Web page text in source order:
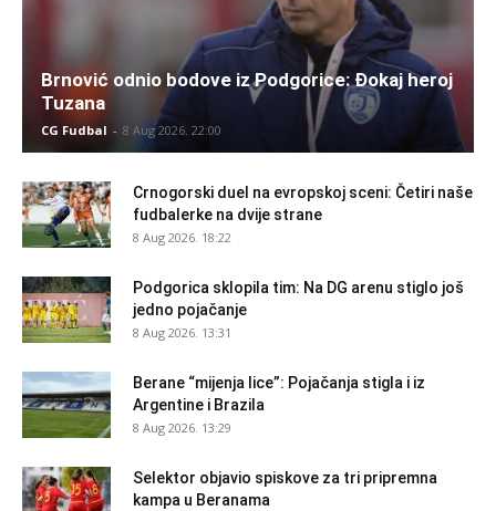
Brnović odnio bodove iz Podgorice: Đokaj heroj
Tuzana
CG Fudbal - 8 Aug 2026. 22:00
Crnogorski duel na evropskoj sceni: Četiri naše
fudbalerke na dvije strane
8 Aug 2026. 18:22
Podgorica sklopila tim: Na DG arenu stiglo još
jedno pojačanje
8 Aug 2026. 13:31
Berane “mijenja lice”: Pojačanja stigla i iz
Argentine i Brazila
8 Aug 2026. 13:29
Selektor objavio spiskove za tri pripremna
kampa u Beranama